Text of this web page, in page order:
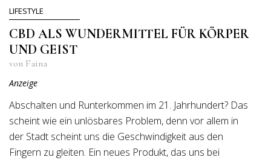
LIFESTYLE
CBD ALS WUNDERMITTEL FÜR KÖRPER
UND GEIST
von Faina
Anzeige
Abschalten und Runterkommen im 21. Jahrhundert? Das
scheint wie ein unlösbares Problem, denn vor allem in
der Stadt scheint uns die Geschwindigkeit aus den
Fingern zu gleiten. Ein neues Produkt, das uns bei